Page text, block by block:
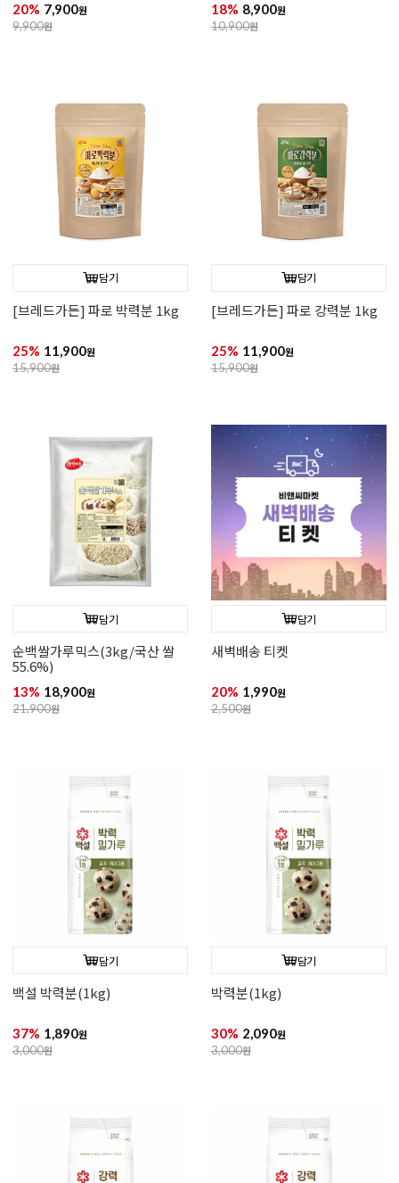
20% 7,900원
9,900원
18% 8,900원
10,900원
담기
[브레드가든] 파로 박력분 1kg
25% 11,900원
15,900원
담기
[브레드가든] 파로 강력분 1kg
25% 11,900원
15,900원
담기
순백쌀가루믹스(3kg/국산 쌀
55.6%)
13% 18,900원
21,900원
담기
새벽배송 티켓
20% 1,990원
2,500원
담기
백설 박력분(1kg)
37% 1,890원
3,000원
담기
박력분(1kg)
30% 2,090원
3,000원